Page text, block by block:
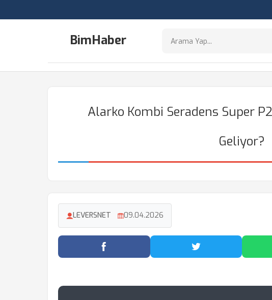
BimHaber
Alarko Kombi Seradens Super
Geliyor?
LEVERSNET 09.04.2026
Facebook'ta Paylaş Twitter'da Paylaş